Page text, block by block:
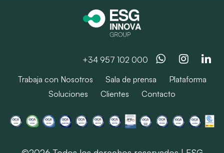
+34 957 102 000 Whatsapp
Trabaja con Nosotros Sala de prensa
Plataforma
Soluciones
Clientes Contacto